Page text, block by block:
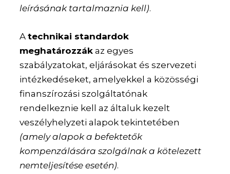
leírásának tartalmaznia kell).
Atechnikai standardok
meghatározzák az egyes
szabályzatokat, eljárásokat és szervezeti
intézkedéseket, amelyekkel a közösségi
finanszírozási szolgáltatónak
rendelkeznie kell az általuk kezelt
veszélyhelyzeti alapok tekintetében
(amely alapok a befektetők
kompenzálására szolgálnak a kötelezett
nemteljesítése esetén).